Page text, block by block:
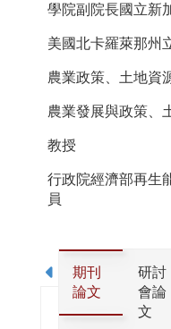
學院副院長國立新
美國北卡羅萊那州
農業政策、土地資
農業發展與政策、
教授
行政院經濟部再生
員
期刊
論文
研討
會論
文